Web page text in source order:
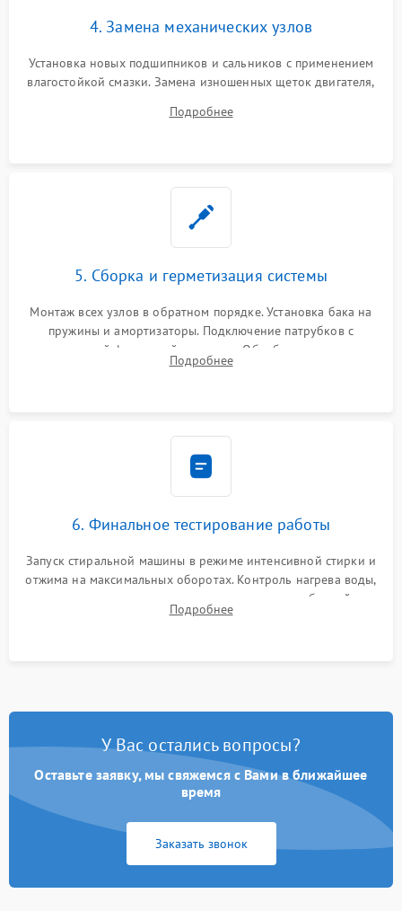
4. Замена механических узлов
Установка новых подшипников и сальников с применением
влагостойкой смазки. Замена изношенных щеток двигателя,
или поврежденной резиновой манжеты.
Подробнее
5. Сборка и герметизация системы
Монтаж всех узлов в обратном порядке. Установка бака на
пружины и амортизаторы. Подключение патрубков с
надежной фиксацией хомутами. Обработка стыков
герметиком для предотвращения возможных протечек воды.
Подробнее
6. Финальное тестирование работы
Запуск стиральной машины в режиме интенсивной стирки и
отжима на максимальных оборотах. Контроль нагрева воды,
корректности слива, отсутствия излишних вибраций,
посторонних стуков и протечек под корпусом.
Подробнее
У Вас остались вопросы?
Оставьте заявку, мы свяжемся с Вами в ближайшее
время
Заказать звонок